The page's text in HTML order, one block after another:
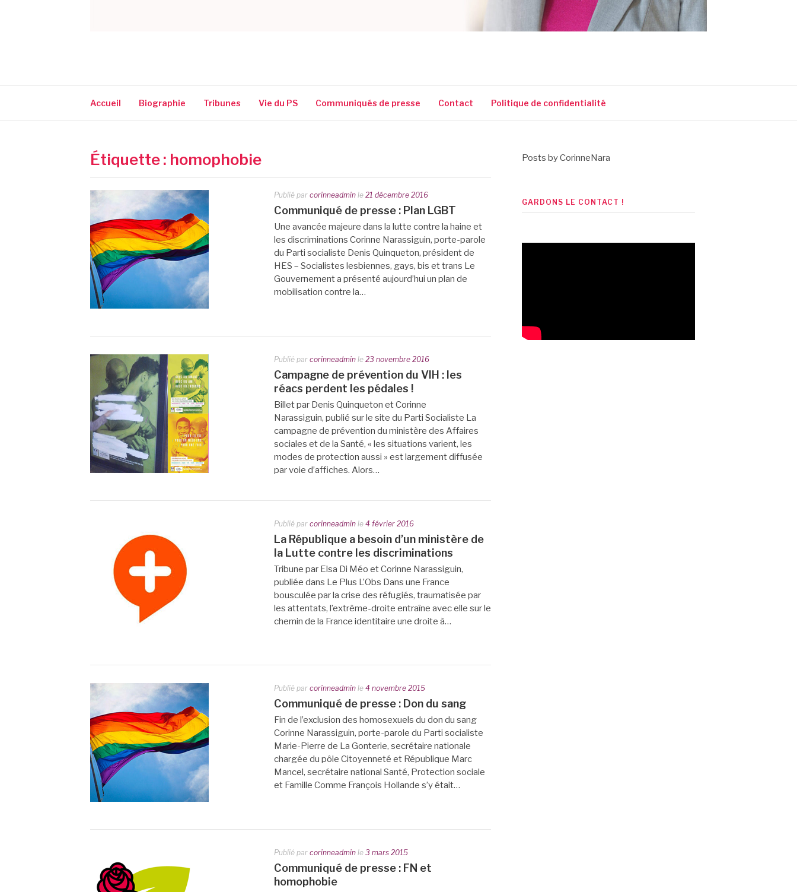
Accueil Biographie Tribunes Vie du PS Communiqués de presse Contact Politique de confidentialité
Étiquette : homophobie
Publié par corinneadmin le 21 décembre 2016
Communiqué de presse : Plan LGBT
Une avancée majeure dans la lutte contre la haine et
les discriminations Corinne Narassiguin, porte-parole
du Parti socialiste Denis Quinqueton, président de
HES – Socialistes lesbiennes, gays, bis et trans Le
Gouvernement a présenté aujourd’hui un plan de
mobilisation contre la…
Publié par corinneadmin le 23 novembre 2016
Campagne de prévention du VIH : les
réacs perdent les pédales !
Billet par Denis Quinqueton et Corinne
Narassiguin, publié sur le site du Parti Socialiste La
campagne de prévention du ministère des Affaires
sociales et de la Santé, « les situations varient, les
modes de protection aussi » est largement diffusée
par voie d’affiches. Alors…
Publié par corinneadmin le 4 février 2016
La République a besoin d’un ministère de
la Lutte contre les discriminations
Tribune par Elsa Di Méo et Corinne Narassiguin,
publiée dans Le Plus L’Obs Dans une France
bousculée par la crise des réfugiés, traumatisée par
les attentats, l’extrême-droite entraîne avec elle sur le
chemin de la France identitaire une droite à…
Publié par corinneadmin le 4 novembre 2015
Communiqué de presse : Don du sang
Fin de l’exclusion des homosexuels du don du sang
Corinne Narassiguin, porte-parole du Parti socialiste
Marie-Pierre de La Gonterie, secrétaire nationale
chargée du pôle Citoyenneté et République Marc
Mancel, secrétaire national Santé, Protection sociale
et Famille Comme François Hollande s’y était…
Publié par corinneadmin le 3 mars 2015
Communiqué de presse : FN et
homophobie
Posts by CorinneNara
GARDONS LE CONTACT !